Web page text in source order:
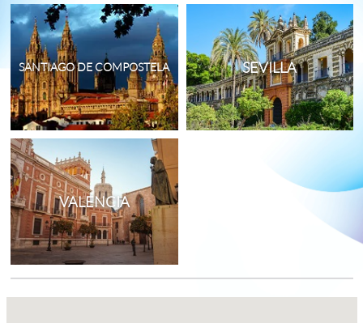
SANTIAGO DE COMPOSTELA SEVILLA
VALENCIA